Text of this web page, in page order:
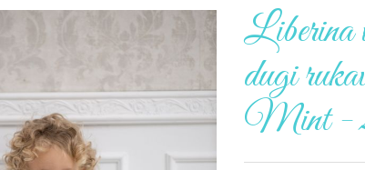
Liberina
dugi
Mint -